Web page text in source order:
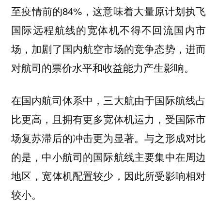
至疫情前的84%，这意味着大量原计划执飞
国际远程航线的宽体机不得不回流国内市
场，加剧了国内航空市场的竞争态势，进而
对航司的票价水平和收益能力产生影响。
在国内航司体系中，三大航由于国际航线占
比更高，且拥有更多宽体机运力，受国际市
场复苏滞后的冲击更为显著。与之形成对比
的是，中小航司的国际航线主要集中在周边
地区，宽体机配置较少，因此所受影响相对
较小。